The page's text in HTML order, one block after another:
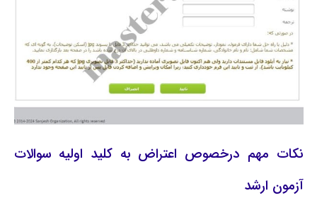
نکات مهم درخصوص اعتراض به کلید اولیه سوالات
آزمون ارشد